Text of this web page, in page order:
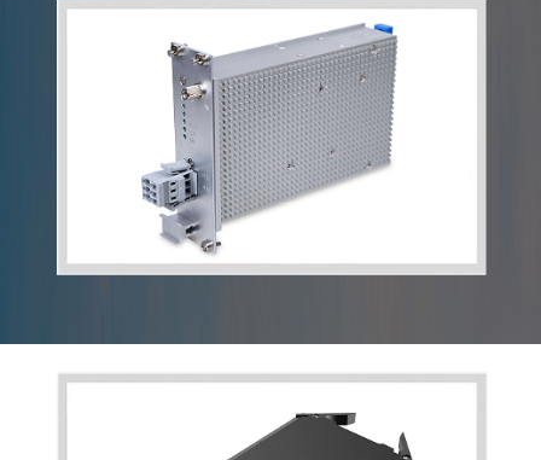
逆变电源
CPCI标准电源